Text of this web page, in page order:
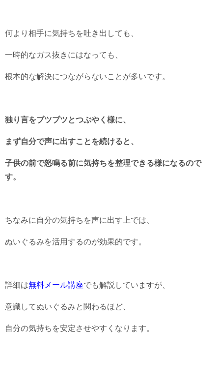
何より相手に気持ちを吐き出しても、
一時的なガス抜きにはなっても、
根本的な解決につながらないことが多いです。
独り言をブツブツとつぶやく様に、
まず自分で声に出すことを続けると、
子供の前で怒鳴る前に気持ちを整理できる様になるので
す。
ちなみに自分の気持ちを声に出す上では、
ぬいぐるみを活用するのが効果的です。
詳細は無料メール講座でも解説していますが、
意識してぬいぐるみと関わるほど、
自分の気持ちを安定させやすくなります。